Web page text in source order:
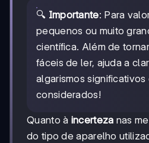
🔍 Importante: Para
pequenos ou muito
científica. Além de
fáceis de ler, ajuda a
algarismos significativos
considerados!
Quanto à incerteza nas
do tipo de aparelho